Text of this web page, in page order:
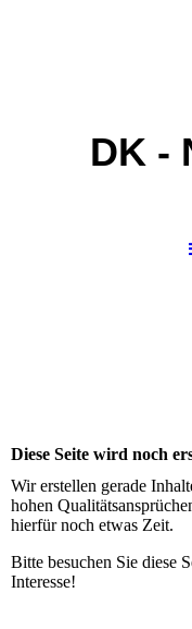
DK -
Diese Seite wird noch
Wir erstellen gerade
hohen
hierfür noch etwas Zeit.
Bitte besuchen Sie diese
Interesse!